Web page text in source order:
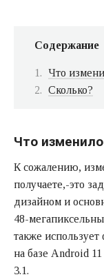
Содержание
Что
Сколько?
Что
К сожалению,
получаете,-это
дизайном и
48-
также
на базе Android
3.1.